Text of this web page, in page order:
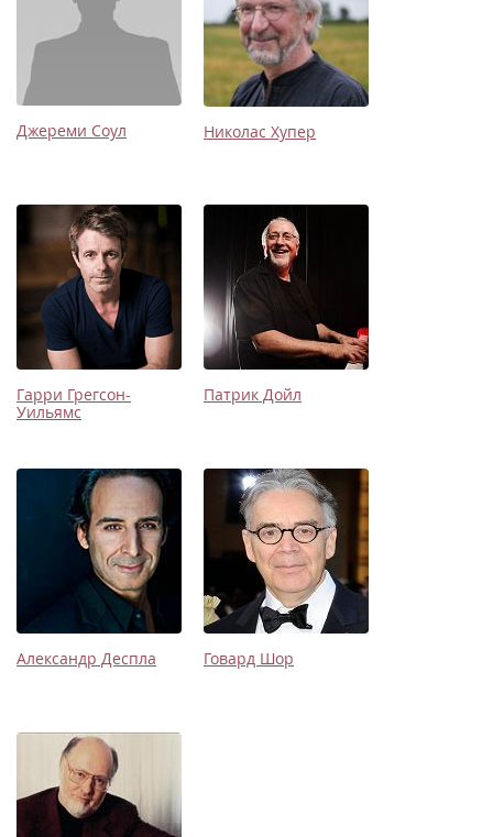
Джереми Соул Николас Хупер
Гарри Грегсон-
Уильямс
Патрик Дойл
Александр Деспла Говард Шор